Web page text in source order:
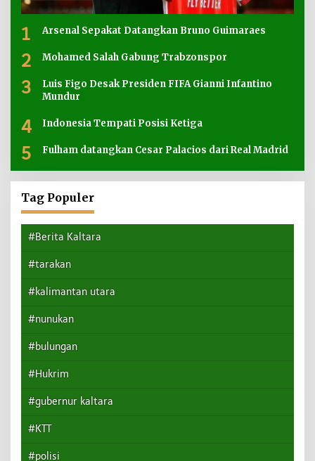
1 Arsenal Sepakat Datangkan Bruno Guimaraes
2 Mohamed Salah Gabung Trabzonspor
3
Luis Figo Desak Presiden FIFA Gianni Infantino
Mundur
4 Indonesia Tempati Posisi Ketiga
5 Fulham datangkan Cesar Palacios dari Real Madrid
Tag Populer
#Berita Kaltara
#tarakan
#kalimantan utara
#nunukan
#bulungan
#Hukrim
#gubernur kaltara
#KTT
#polisi